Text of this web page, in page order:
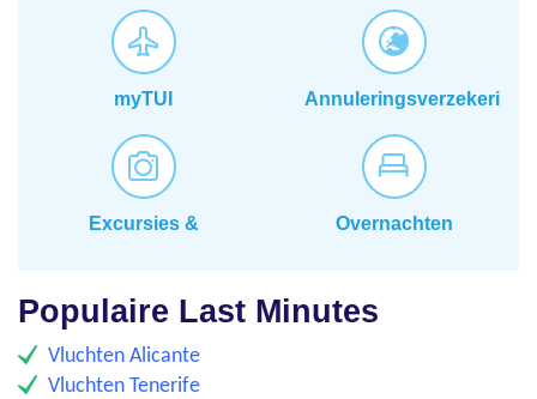
myTUI Annuleringsverzekering
Excursies &
Overnachten
Populaire Last Minutes
Vluchten Alicante
Vluchten Tenerife